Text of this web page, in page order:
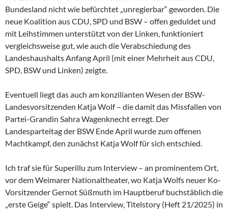
Bundesland nicht wie befürchtet „unregierbar“ geworden. Die
neue Koalition aus CDU, SPD und BSW – offen geduldet und
mit Leihstimmen unterstützt von der Linken, funktioniert
vergleichsweise gut, wie auch die Verabschiedung des
Landeshaushalts Anfang April (mit einer Mehrheit aus CDU,
SPD, BSW und Linken) zeigte.
Eventuell liegt das auch am konzilianten Wesen der BSW-
Landesvorsitzenden Katja Wolf – die damit das Missfallen von
Partei-Grandin Sahra Wagenknecht erregt. Der
Landesparteitag der BSW Ende April wurde zum offenen
Machtkampf, den zunächst Katja Wolf für sich entschied.
Ich traf sie für Superillu zum Interview – an prominentem Ort,
vor dem Weimarer Nationaltheater, wo Katja Wolfs neuer Ko-
Vorsitzender Gernot Süßmuth im Hauptberuf buchstäblich die
„erste Geige“ spielt. Das Interview, Titelstory (Heft 21/2025) in